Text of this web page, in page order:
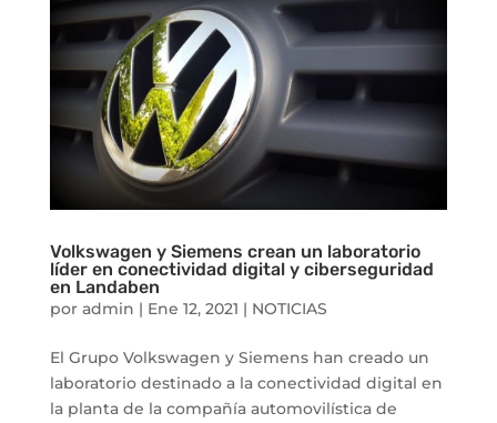
Volkswagen y Siemens crean un laboratorio
líder en conectividad digital y ciberseguridad
en Landaben
por admin | Ene 12, 2021 | NOTICIAS
El Grupo Volkswagen y Siemens han creado un
laboratorio destinado a la conectividad digital en
la planta de la compañía automovilística de